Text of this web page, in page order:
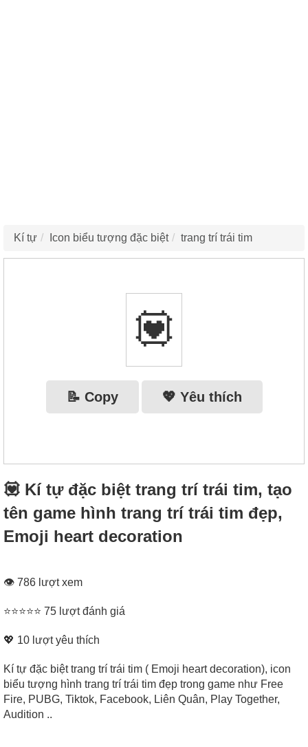
Kí tự Icon biểu tượng đặc biệt trang trí trái tim
💟
📝 Copy 💖 Yêu thích
💟 Kí tự đặc biệt trang trí trái tim, tạo
tên game hình trang trí trái tim đẹp,
Emoji heart decoration
👁 786 lượt xem
⭐⭐⭐⭐⭐ 75 lượt đánh giá
💖 10 lượt yêu thích
Kí tự đặc biệt trang trí trái tim ( Emoji heart decoration), icon
biểu tượng hình trang trí trái tim đẹp trong game như Free
Fire, PUBG, Tiktok, Facebook, Liên Quân, Play Together,
Audition ..